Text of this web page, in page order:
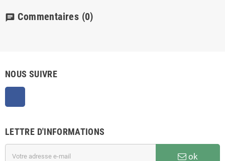
chat Commentaires (0)
NOUS SUIVRE
LETTRE D'INFORMATIONS
ok